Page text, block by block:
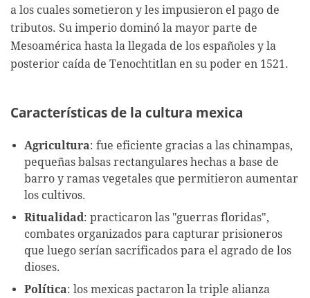
a los cuales sometieron y les impusieron el pago de
tributos. Su imperio dominó la mayor parte de
Mesoamérica hasta la llegada de los españoles y la
posterior caída de Tenochtitlan en su poder en 1521.
Características de la cultura mexica
Agricultura: fue eficiente gracias a las chinampas,
pequeñas balsas rectangulares hechas a base de
barro y ramas vegetales que permitieron aumentar
los cultivos.
Ritualidad : practicaron las "guerras floridas",
combates organizados para capturar prisioneros
que luego serían sacrificados para el agrado de los
dioses.
Política: los mexicas pactaron la triple alianza